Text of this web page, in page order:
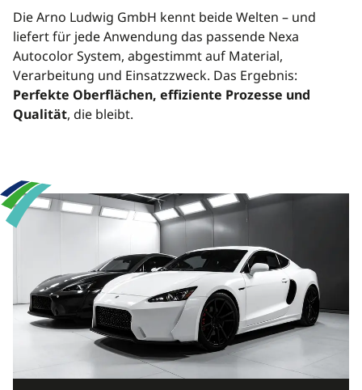
Die Arno Ludwig GmbH kennt beide Welten – und
liefert für jede Anwendung das passende Nexa
Autocolor System, abgestimmt auf Material,
Verarbeitung und Einsatzzweck. Das Ergebnis:
Perfekte Oberflächen, effiziente Prozesse und
Qualität, die bleibt.